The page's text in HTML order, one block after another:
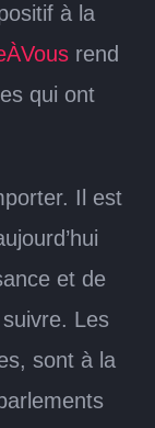
à la
rend
qui ont
Il est
et de
Les
sont à la